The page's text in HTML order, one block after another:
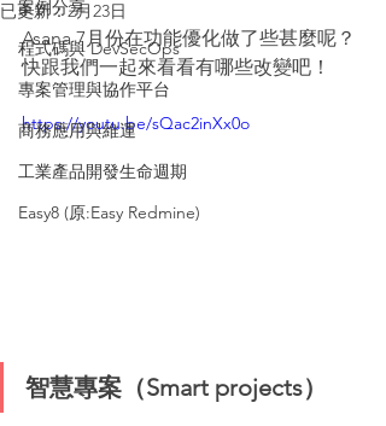
案例分享
程式碼與 DevSecOps
專案管理與協作平台
商務應用與維運
工業產品開發生命週期
Easy8 (原:Easy Redmine)
已更新：2月23日
Asana 7月份在功能優化做了些甚麼呢？
快跟我們一起來看看有哪些改變吧！
https://youtu.be/sQac2inXx0o
智慧專案（Smart projects）